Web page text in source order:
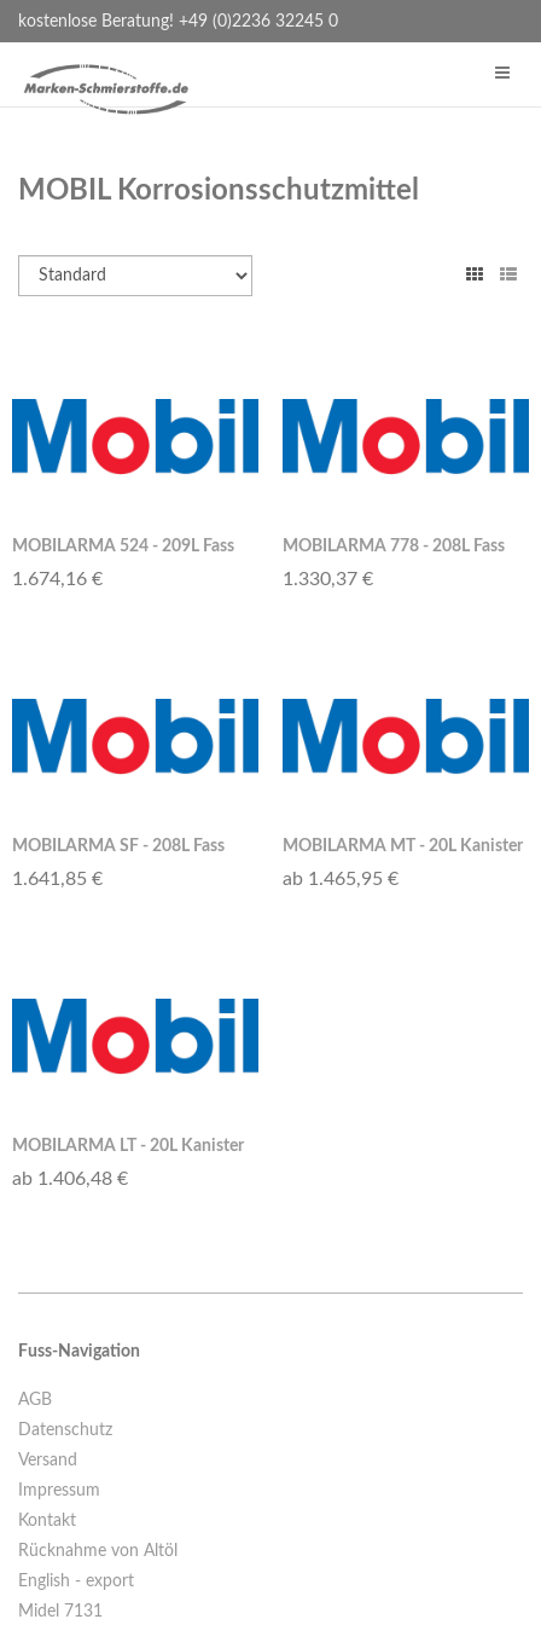
kostenlose Beratung! +49 (0)2236 32245 0
MOBIL Korrosionsschutzmittel
MOBILARMA 524 - 209L Fass
1.674,16 €
MOBILARMA 778 - 208L Fass
1.330,37 €
MOBILARMA SF - 208L Fass
1.641,85 €
MOBILARMA MT - 20L Kanister
ab 1.465,95 €
MOBILARMA LT - 20L Kanister
ab 1.406,48 €
Fuss-Navigation
AGB
Datenschutz
Versand
Impressum
Kontakt
Rücknahme von Altöl
English - export
Midel 7131